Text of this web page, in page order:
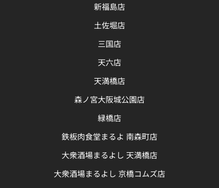
新福島店
土佐堀店
三国店
天六店
天満橋店
森ノ宮大阪城公園店
緑橋店
鉄板肉食堂まるよ 南森町店
大衆酒場まるよし 天満橋店
大衆酒場まるよし 京橋コムズ店